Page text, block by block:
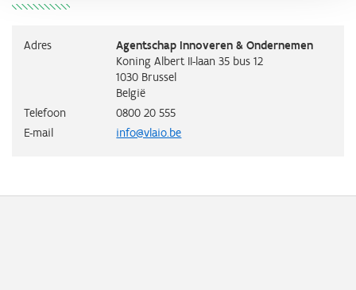
Adres
Agentschap Innoveren & Ondernemen
Koning Albert II-laan 35 bus 12
1030 Brussel
België
Telefoon
0800 20 555
E-mail
info@vlaio.be